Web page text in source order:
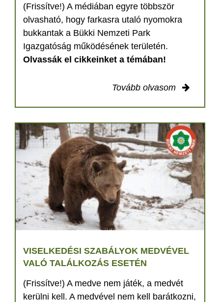
(Frissítve!) A médiában egyre többször
olvasható, hogy farkasra utaló nyomokra
bukkantak a Bükki Nemzeti Park
Igazgatóság működésének területén.
Olvassák el cikkeinket a témában!
Tovább olvasom
VISELKEDÉSI SZABÁLYOK MEDVÉVEL
VALÓ TALÁLKOZÁS ESETÉN
(Frissítve!) A medve nem játék, a medvét
kerülni kell. A medvével nem kell barátkozni,